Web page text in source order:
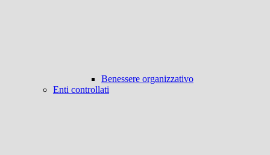
Benessere organizzativo
Enti controllati